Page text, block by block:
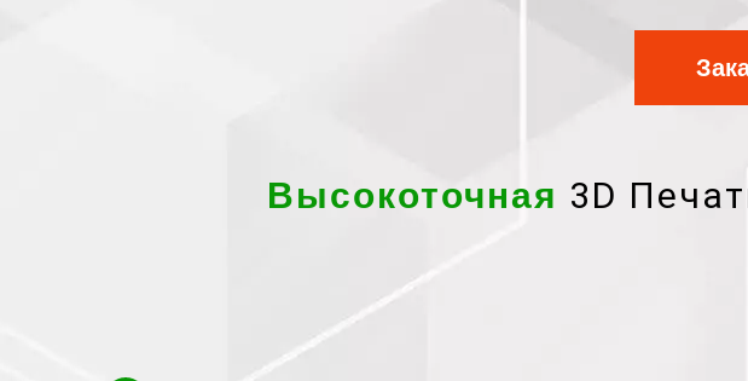
Высокоточная 3D